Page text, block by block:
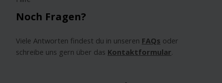
Noch Fragen?
Viele Antworten findest du in unseren FAQs oder
schreibe uns gern über das Kontaktformular.